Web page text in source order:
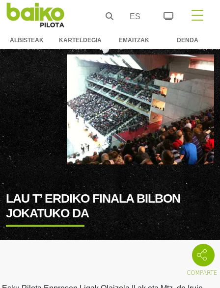
ES
ALBISTEAK KARTELDEGIA EMAITZAK DENDA
LAU T’ ERDIKO FINALA BILBON
JOKATUKO DA